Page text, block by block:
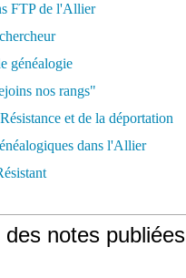
FTP de l'Allier
généalogie
nos rangs"
et de la déportation
dans l'Allier
notes publiées